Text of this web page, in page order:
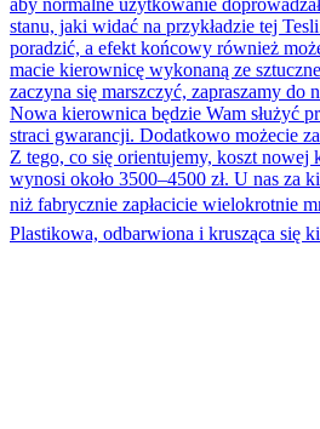
Plastikowa, odbarwiona i krusząca się